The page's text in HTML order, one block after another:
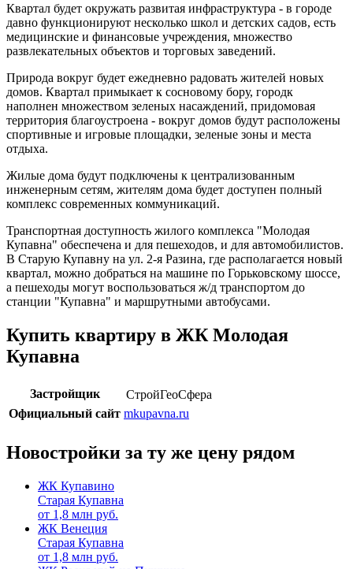
Квартал будет окружать развитая инфраструктура - в городе
давно функционируют несколько школ и детских садов, есть
медицинские и финансовые учреждения, множество
развлекательных объектов и торговых заведений.
Природа вокруг будет ежедневно радовать жителей новых
домов. Квартал примыкает к сосновому бору, городк
наполнен множеством зеленых насаждений, придомовая
территория благоустроена - вокруг домов будут расположены
спортивные и игровые площадки, зеленые зоны и места
отдыха.
Жилые дома будут подключены к централизованным
инженерным сетям, жителям дома будет доступен полный
комплекс современных коммуникаций.
Транспортная доступность жилого комплекса "Молодая
Купавна" обеспечена и для пешеходов, и для автомобилистов.
В Старую Купавну на ул. 2-я Разина, где располагается новый
квартал, можно добраться на машине по Горьковскому шоссе,
а пешеходы могут воспользоваться ж/д транспортом до
станции "Купавна" и маршрутными автобусами.
Купить квартиру в ЖК Молодая
Купавна
Застройщик
СтройГеоСфера
Официальный сайт mkupavna.ru
Новостройки за ту же цену рядом
ЖК Купавино
Старая Купавна
от 1,8 млн руб.
ЖК Венеция
Старая Купавна
от 1,8 млн руб.